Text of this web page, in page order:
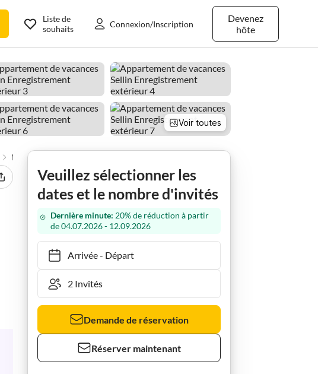
Devenez
hôte
Liste de
souhaits
Connexion/Inscription
Voir toutes
Mönchgut-Granitz Ferienwohnung Brise d'été Nuage
Veuillez sélectionner les
dates et le nombre d'invités
Dernière minute: 20% de réduction à partir
de 04.07.2026 - 12.09.2026
Arrivée- Départ
Demande de réservation
Réserver maintenant